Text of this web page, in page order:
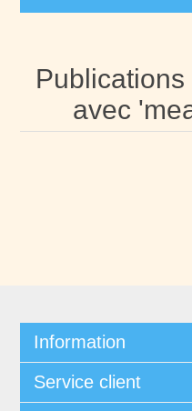
avec
Information
Service client